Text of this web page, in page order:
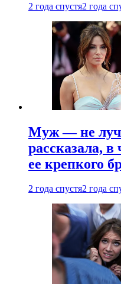
2 года спустя2 года
Муж — не
рассказала, в
ее крепкого
2 года спустя2 года